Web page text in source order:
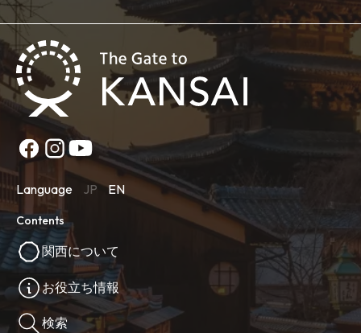
Language JP EN
Contents
関西について
お役立ち情報
検索